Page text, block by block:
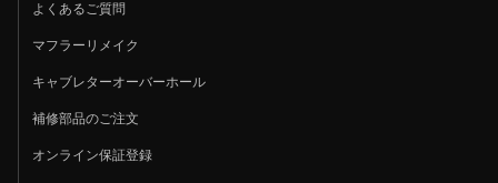
よくあるご質問
マフラーリメイク
キャブレターオーバーホール
補修部品のご注文
オンライン保証登録